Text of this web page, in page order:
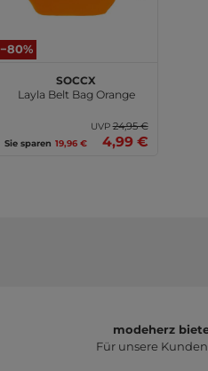
−80%
SOCCX
Layla Belt Bag Orange
UVP24,95 €
4,99 €
Sie sparen 19,96 €
modeherz
Für unsere